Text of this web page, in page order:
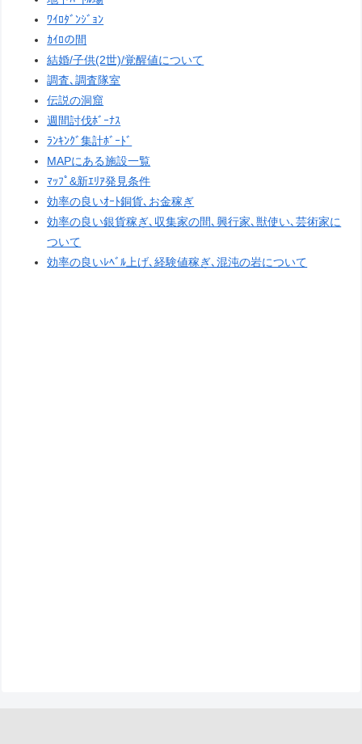
ﾜｲﾛﾀﾞﾝｼﾞｮﾝ
ｶｲﾛの間
結婚/子供(2世)/覚醒値について
調査､調査隊室
伝説の洞窟
週間討伐ﾎﾞｰﾅｽ
ﾗﾝｷﾝｸﾞ集計ﾎﾞｰﾄﾞ
MAPにある施設一覧
ﾏｯﾌﾟ&新ｴﾘｱ発見条件
効率の良いｵｰﾄ銅貨､お金稼ぎ
効率の良い銀貨稼ぎ､収集家の間､興行家､獣使い､芸術家に
ついて
効率の良いﾚﾍﾞﾙ上げ､経験値稼ぎ､混沌の岩について